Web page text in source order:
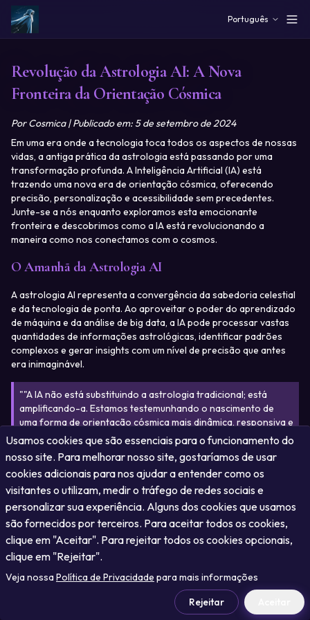
Português
Revolução da Astrologia AI: A Nova
Fronteira da Orientação Cósmica
Por Cosmica | Publicado em: 5 de setembro de 2024
Em uma era onde a tecnologia toca todos os aspectos de nossas
vidas, a antiga prática da astrologia está passando por uma
transformação profunda. A Inteligência Artificial (IA) está
trazendo uma nova era de orientação cósmica, oferecendo
precisão, personalização e acessibilidade sem precedentes.
Junte-se a nós enquanto exploramos esta emocionante
fronteira e descobrimos como a IA está revolucionando a
maneira como nos conectamos com o cosmos.
O Amanhã da Astrologia AI
A astrologia AI representa a convergência da sabedoria celestial
e da tecnologia de ponta. Ao aproveitar o poder do aprendizado
de máquina e da análise de big data, a IA pode processar vastas
quantidades de informações astrológicas, identificar padrões
complexos e gerar insights com um nível de precisão que antes
era inimaginável.
""A IA não está substituindo a astrologia tradicional; está
amplificando-a. Estamos testemunhando o nascimento de
uma forma de orientação cósmica mais dinâmica, responsiva e
personalizada." - Dr. Lyra Starfield, Astrofísica e Pesquisadora
Características Principais da Astrologia AI
1.Hiper-Personalização
A astrologia AI vai além dos horóscopos genéricos de signo
solar. Ao analisar seu mapa natal completo, as transições
planetárias atuais e até mesmo sua história pessoal, a IA pode
fornecer insights adaptados especificamente a você. Esse nível
de personalização oferece uma conexão mais profunda e
significativa com seu projeto cósmico.
Usamos cookies que são essenciais para o funcionamento do
nosso site. Para melhorar nosso site, gostaríamos de usar
cookies adicionais para nos ajudar a entender como os
visitantes o utilizam, medir o tráfego de redes sociais e
personalizar sua experiência. Alguns dos cookies que usamos
são fornecidos por terceiros. Para aceitar todos os cookies,
clique em "Aceitar". Para rejeitar todos os cookies opcionais,
clique em "Rejeitar".
Veja nossaPolítica de Privacidade para mais informações
Rejeitar